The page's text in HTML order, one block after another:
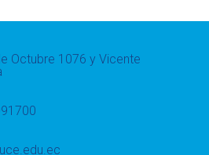
Octubre 1076 y Vicente